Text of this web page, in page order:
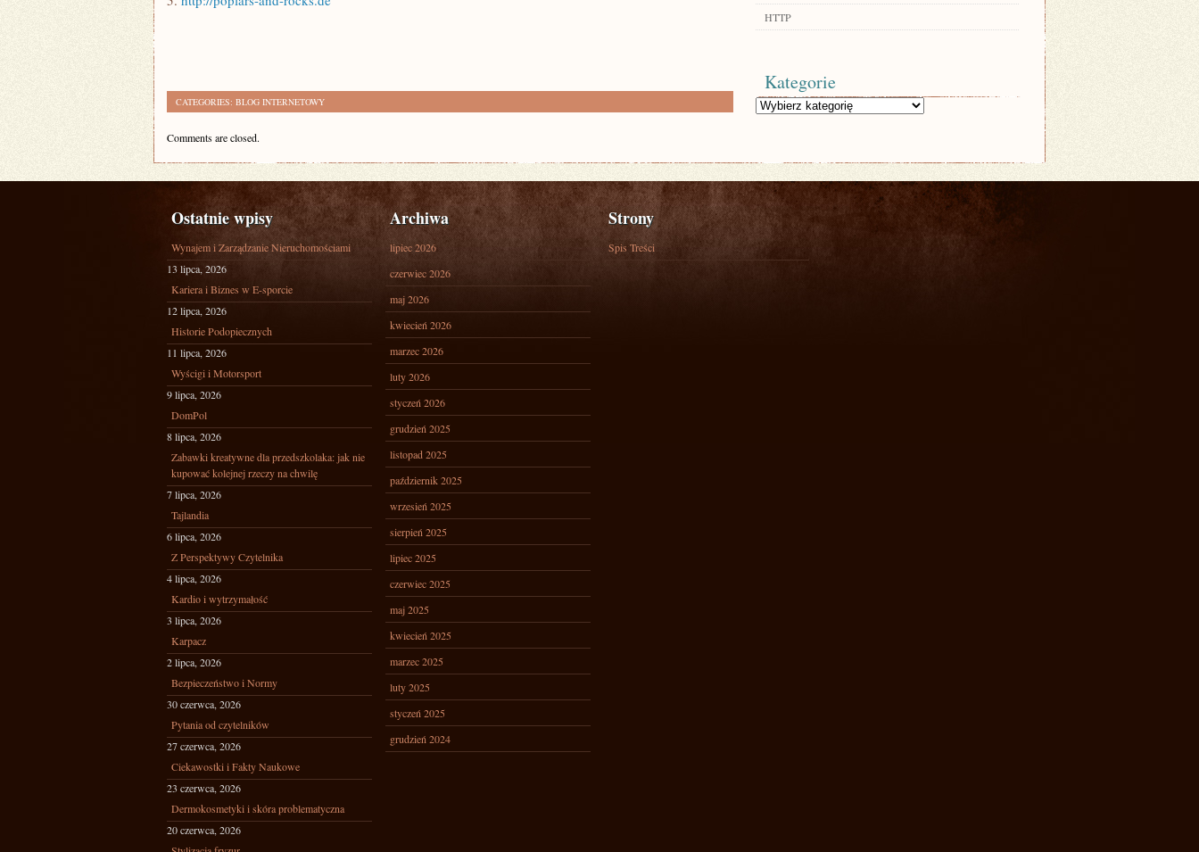
CATEGORIES: BLOG INTERNETOWY
Comments are closed.
HTTP
Kategorie
Kategorie
Ostatnie wpisy
Wynajem i Zarządzanie Nieruchomościami
13 lipca, 2026
Kariera i Biznes w E-sporcie
12 lipca, 2026
Historie Podopiecznych
11 lipca, 2026
Wyścigi i Motorsport
9 lipca, 2026
DomPol
8 lipca, 2026
Zabawki kreatywne dla przedszkolaka: jak nie
kupować kolejnej rzeczy na chwilę
7 lipca, 2026
Tajlandia
6 lipca, 2026
Z Perspektywy Czytelnika
4 lipca, 2026
Kardio i wytrzymałość
3 lipca, 2026
Karpacz
2 lipca, 2026
Bezpieczeństwo i Normy
30 czerwca, 2026
Pytania od czytelników
27 czerwca, 2026
Ciekawostki i Fakty Naukowe
23 czerwca, 2026
Dermokosmetyki i skóra problematyczna
20 czerwca, 2026
Archiwa
lipiec 2026
czerwiec 2026
maj 2026
kwiecień 2026
marzec 2026
luty 2026
styczeń 2026
grudzień 2025
listopad 2025
październik 2025
wrzesień 2025
sierpień 2025
lipiec 2025
czerwiec 2025
maj 2025
kwiecień 2025
marzec 2025
luty 2025
styczeń 2025
grudzień 2024
Strony
Spis Treści